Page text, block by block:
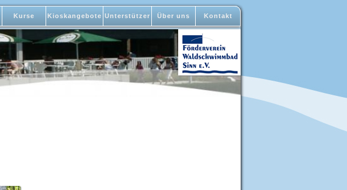
Kurse Kioskangebote Unterstützer Über uns Kontakt